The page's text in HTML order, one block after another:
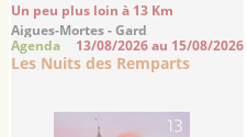
Un peu plus loin à 13 Km
Aigues-Mortes - Gard
Agenda 13/08/2026 au 15/08/2026
Les Nuits des Remparts